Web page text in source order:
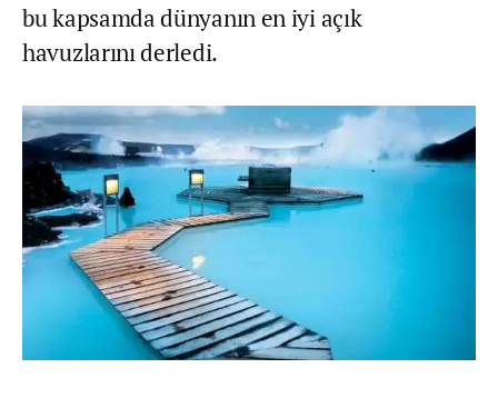
bu kapsamda dünyanın en iyi açık
havuzlarını derledi.